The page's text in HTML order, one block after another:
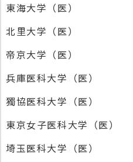
東海大学（医）
北里大学（医）
帝京大学（医）
兵庫医科大学（医）
獨協医科大学（医）
東京女子医科大学（医）
埼玉医科大学（医）